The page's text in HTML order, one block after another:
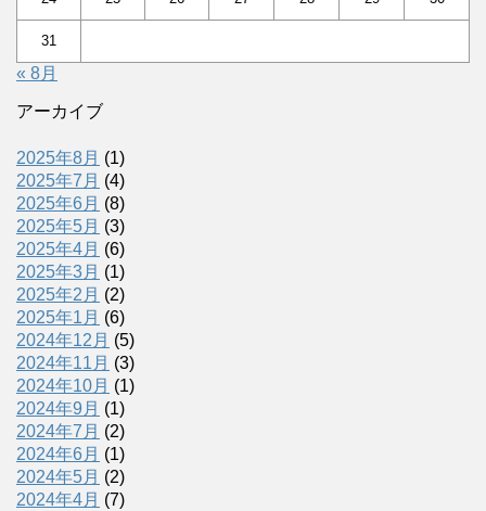
31
« 8月
アーカイブ
2025年8月 (1)
2025年7月 (4)
2025年6月 (8)
2025年5月 (3)
2025年4月 (6)
2025年3月 (1)
2025年2月 (2)
2025年1月 (6)
2024年12月 (5)
2024年11月 (3)
2024年10月 (1)
2024年9月 (1)
2024年7月 (2)
2024年6月 (1)
2024年5月 (2)
2024年4月 (7)